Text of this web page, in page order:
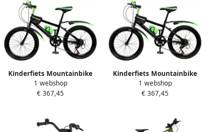
Volwassen Groen
Kinderfiets Mountainbike
Jeugdfiets Buiten Sporten 7
Versnellingen 20 Inch
1 webshop
€ 367,45
Kinderfiets Mountainbike
Jeugdfiets Buiten Fietsen 7
Versnellingen Schijfrem 20
1 webshop
€ 367,45